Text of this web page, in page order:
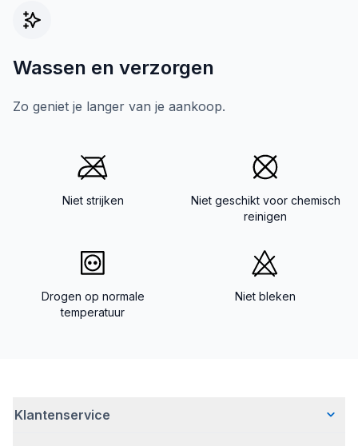
Wassen en verzorgen
Zo geniet je langer van je aankoop.
Niet strijken
Niet geschikt voor chemisch
reinigen
Drogen op normale
temperatuur
Niet bleken
Klantenservice